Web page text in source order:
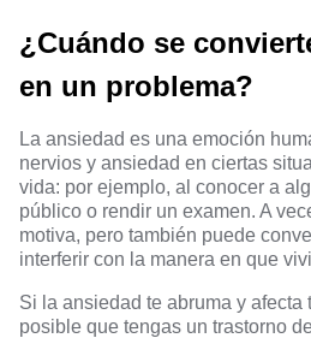
¿Cuándo se
en un problema?
La ansiedad es una emoción
nervios y ansiedad en ciertas
vida: por ejemplo, al conocer a
público o rendir un examen. A
motiva, pero también puede
interferir con la manera en que
Si la ansiedad te abruma y afecta
posible que tengas un trastorno